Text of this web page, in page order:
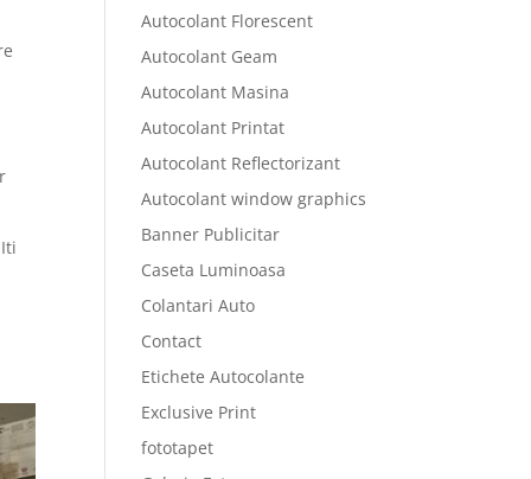
Autocolant Florescent
Autocolant Geam
Autocolant Masina
Autocolant Printat
Autocolant Reflectorizant
Autocolant window graphics
Banner Publicitar
Caseta Luminoasa
Colantari Auto
Contact
Etichete Autocolante
Exclusive Print
fototapet